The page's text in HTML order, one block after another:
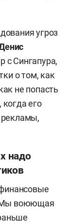
угроз
с Сингапура,
о том, как
не попасть
его
рекламы,
надо
Мы воюющая